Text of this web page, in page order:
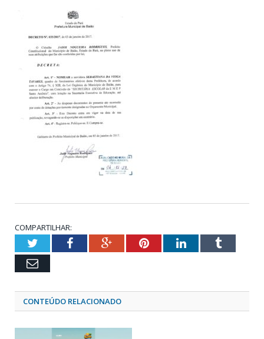
COMPARTILHAR:
TwitterFacebookGoogle+PinterestLinkedInTumblr
Email
CONTEÚDO RELACIONADO